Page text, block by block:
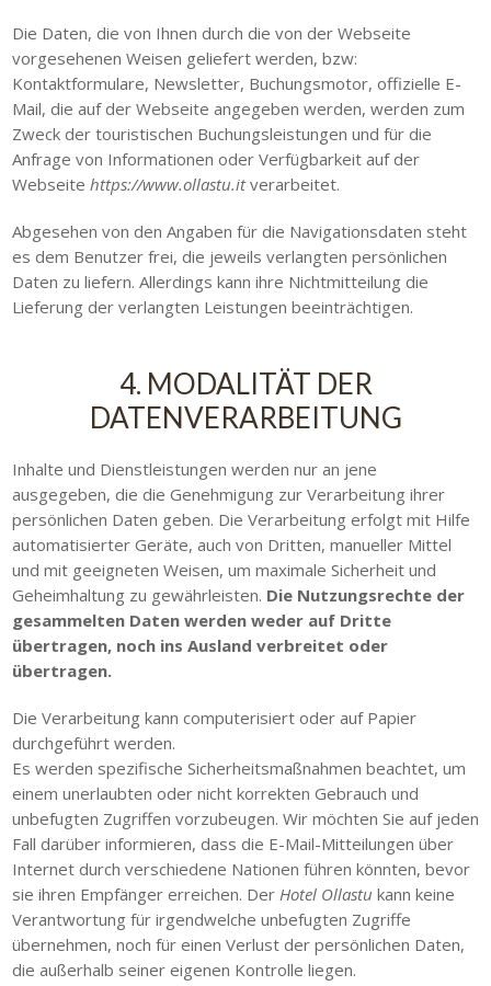
Die Daten, die von Ihnen durch die von der Webseite
vorgesehenen Weisen geliefert werden, bzw:
Kontaktformulare, Newsletter, Buchungsmotor, offizielle E-
Mail, die auf der Webseite angegeben werden, werden zum
Zweck der touristischen Buchungsleistungen und für die
Anfrage von Informationen oder Verfügbarkeit auf der
Webseite https://www.ollastu.itverarbeitet.
Abgesehen von den Angaben für die Navigationsdaten steht
es dem Benutzer frei, die jeweils verlangten persönlichen
Daten zu liefern. Allerdings kann ihre Nichtmitteilung die
Lieferung der verlangten Leistungen beeinträchtigen.
4. MODALITÄT DER
DATENVERARBEITUNG
Inhalte und Dienstleistungen werden nur an jene
ausgegeben, die die Genehmigung zur Verarbeitung ihrer
persönlichen Daten geben. Die Verarbeitung erfolgt mit Hilfe
automatisierter Geräte, auch von Dritten, manueller Mittel
und mit geeigneten Weisen, um maximale Sicherheit und
Geheimhaltung zu gewährleisten. Die Nutzungsrechte der
gesammelten Daten werden weder auf Dritte
übertragen, noch ins Ausland verbreitet oder
übertragen.
Die Verarbeitung kann computerisiert oder auf Papier
durchgeführt werden.
Es werden spezifische Sicherheitsmaßnahmen beachtet, um
einem unerlaubten oder nicht korrekten Gebrauch und
unbefugten Zugriffen vorzubeugen. Wir möchten Sie auf jeden
Fall darüber informieren, dass die E-Mail-Mitteilungen über
Internet durch verschiedene Nationen führen könnten, bevor
sie ihren Empfänger erreichen. Der Hotel Ollastu kann keine
Verantwortung für irgendwelche unbefugten Zugriffe
übernehmen, noch für einen Verlust der persönlichen Daten,
die außerhalb seiner eigenen Kontrolle liegen.